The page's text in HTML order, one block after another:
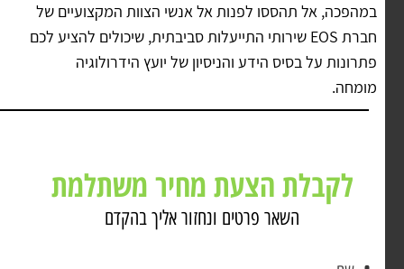
במהפכה, אל תהססו לפנות אל אנשי הצוות המקצועיים של
חברת EOS שירותי התייעלות סביבתית, שיכולים להציע לכם
פתרונות על בסיס הידע והניסיון של יועץ הידרולוגיה
מומחה.
לקבלת הצעת מחיר משתלמת
השאר פרטים ונחזור אליך בהקדם